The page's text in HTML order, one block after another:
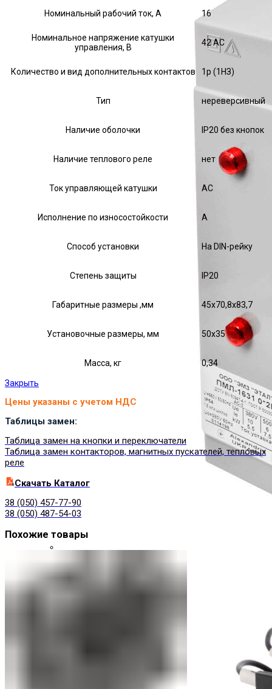
Номинальный рабочий ток, А 16
Номинальное напряжение катушки
управления, В
42 AC
Количество и вид дополнительных контактов 1р (1НЗ)
Тип нереверсивный
Наличие оболочки IP20 без кнопок
Наличие теплового реле нет
Ток управляющей катушки АС
Исполнение по износостойкости А
Способ установки На DIN-рейку
Степень защиты IP20
Габаритные размеры ,мм 45х70,8х83,7
Установочные размеры, мм 50х35
Масса, кг 0,34
Закрыть
Цены указаны с учетом НДС
Таблицы замен:
Таблица замен на кнопки и переключатели
Таблица замен контакторов, магнитных пускателей, тепловых
реле
Cкачать Каталог
38 (050) 457-77-90
38 (050) 487-54-03
Похожие товары